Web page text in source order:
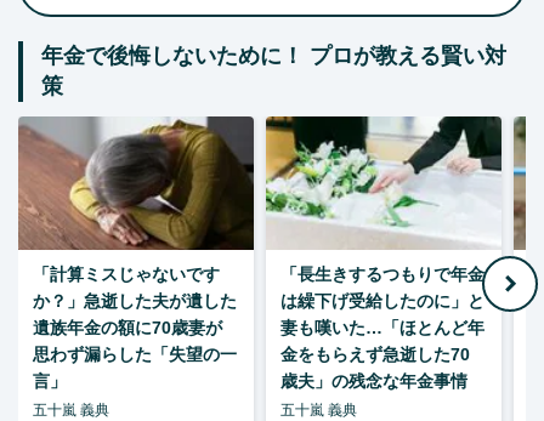
年金で後悔しないために！ プロが教える賢い対
策
「計算ミスじゃないです
か？」急逝した夫が遺した
遺族年金の額に70歳妻が
思わず漏らした「失望の一
言」
五十嵐 義典
「長生きするつもりで年金
は繰下げ受給したのに」と
妻も嘆いた…「ほとんど年
金をもらえず急逝した70
歳夫」の残念な年金事情
五十嵐 義典